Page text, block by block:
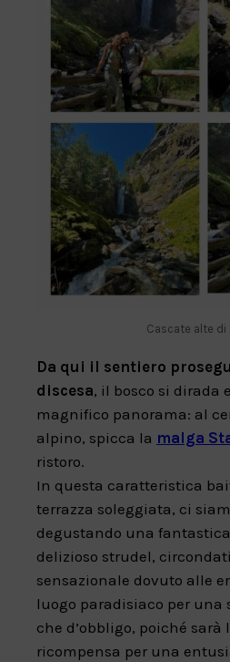
Cascate alte di
Da qui il sentiero
discesa, il bosco si dirada
magnifico panorama: al
alpino, spicca la malga
ristoro.
In questa caratteristica
terrazza soleggiata, ci
degustando una
delizioso strudel,
sensazionale dovuto alle
luogo paradisiaco per una
che d’obbligo, poiché sarà
ricompensa per una